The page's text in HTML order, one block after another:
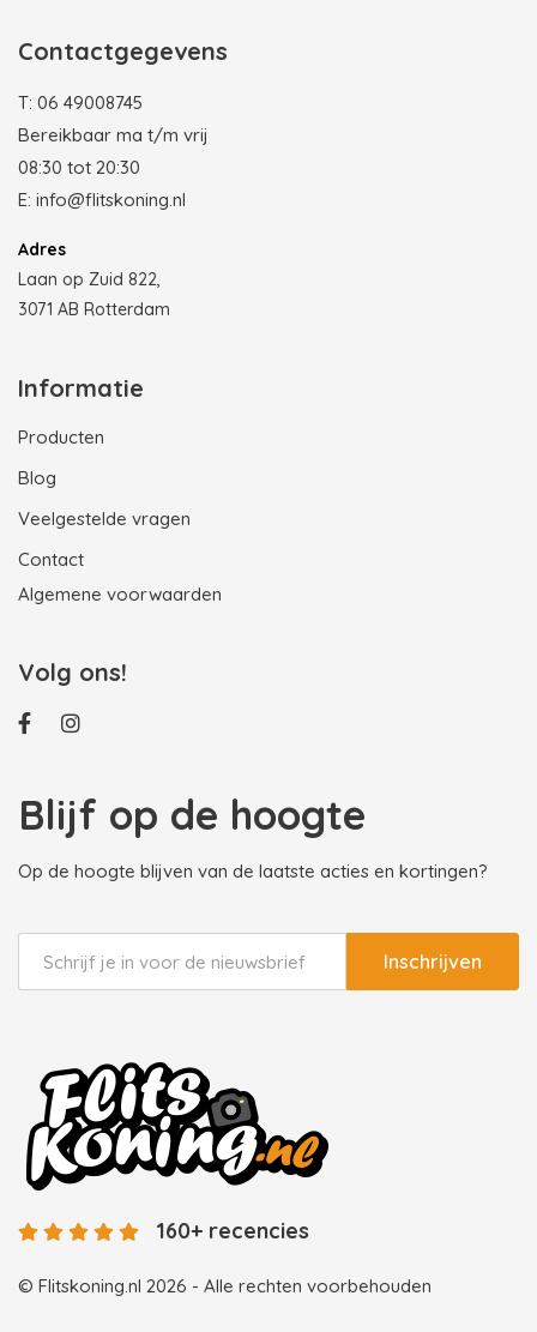
Contactgegevens
T: 06 49008745
Bereikbaar ma t/m vrij
08:30 tot 20:30
E: info@flitskoning.nl
Adres
Laan op Zuid 822,
3071 AB Rotterdam
Informatie
Producten
Blog
Veelgestelde vragen
Contact
Algemene voorwaarden
Volg ons!
Blijf op de hoogte
Op de hoogte blijven van de laatste acties en kortingen?
Inschrijven
© Flitskoning.nl 2026 - Alle rechten voorbehouden
160+ recencies